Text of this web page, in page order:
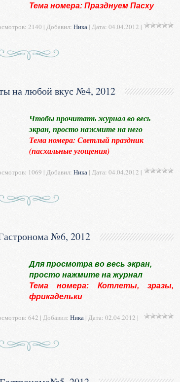
Тема номера: Празднуем Пасху
2140 | Добавил: Ника | Дата: 04.04.2012 |
на любой вкус №4, 2012
Чтобы прочитать журнал во весь
экран, просто нажмите на него
Тема номера: Светлый праздник
(пасхальные угощения)
1069 | Добавил: Ника | Дата: 04.04.2012 |
№6, 2012
Для просмотра во весь экран,
просто нажмите на журнал
Тема номера: Котлеты, зразы,
фрикадельки
642 | Добавил: Ника | Дата: 02.04.2012 |